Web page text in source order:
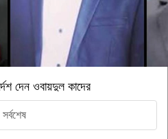
দেন ওবায়দুল কাদের
সর্বশেষ